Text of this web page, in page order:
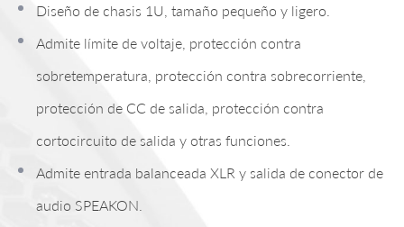
Diseño de chasis 1U, tamaño pequeño y ligero.
Admite límite de voltaje, protección contra
sobretemperatura, protección contra sobrecorriente,
protección de CC de salida, protección contra
cortocircuito de salida y otras funciones.
Admite entrada balanceada XLR y salida de conector de
audio SPEAKON.